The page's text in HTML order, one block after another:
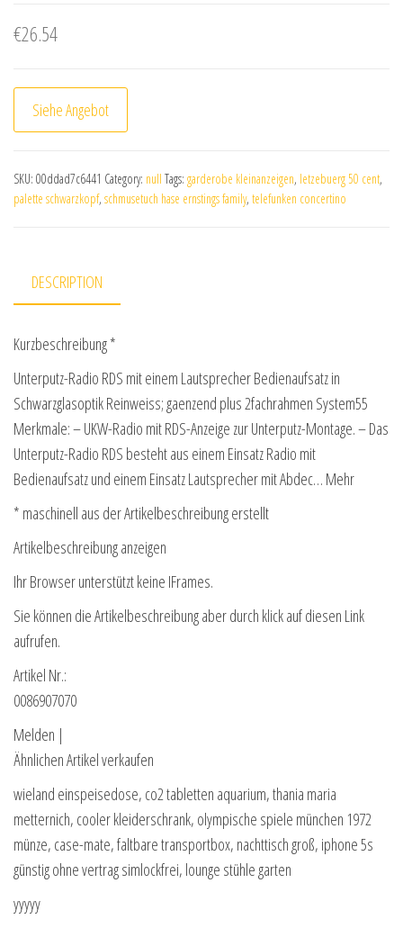
€26.54
Siehe Angebot
SKU: 00ddad7c6441 Category: null Tags: garderobe kleinanzeigen, letzebuerg 50 cent,
palette schwarzkopf, schmusetuch hase ernstings family, telefunken concertino
DESCRIPTION
Kurzbeschreibung *
Unterputz-Radio RDS mit einem Lautsprecher Bedienaufsatz in
Schwarzglasoptik Reinweiss; gaenzend plus 2fachrahmen System55
Merkmale: – UKW-Radio mit RDS-Anzeige zur Unterputz-Montage. – Das
Unterputz-Radio RDS besteht aus einem Einsatz Radio mit
Bedienaufsatz und einem Einsatz Lautsprecher mit Abdec… Mehr
* maschinell aus der Artikelbeschreibung erstellt
Artikelbeschreibung anzeigen
Ihr Browser unterstützt keine IFrames.
Sie können die Artikelbeschreibung aber durch klick auf diesen Link
aufrufen.
Artikel Nr.:
0086907070
Melden |
Ähnlichen Artikel verkaufen
wieland einspeisedose, co2 tabletten aquarium, thania maria
metternich, cooler kleiderschrank, olympische spiele münchen 1972
münze, case-mate, faltbare transportbox, nachttisch groß, iphone 5s
günstig ohne vertrag simlockfrei, lounge stühle garten
yyyyy